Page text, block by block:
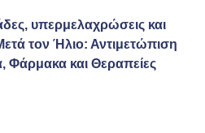
υπερμελαχρώσεις και
τον Ήλιο: Αντιμετώπιση
Φάρμακα και Θεραπείες